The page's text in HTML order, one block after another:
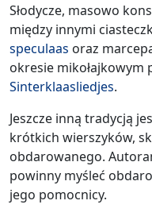
Słodycze, masowo
między innymi
speculaas oraz
okresie mikołajkowym
Sinterklaasliedjes.
Jeszcze inną tradycją
krótkich wierszyków,
obdarowanego.
powinny myśleć
jego pomocnicy.